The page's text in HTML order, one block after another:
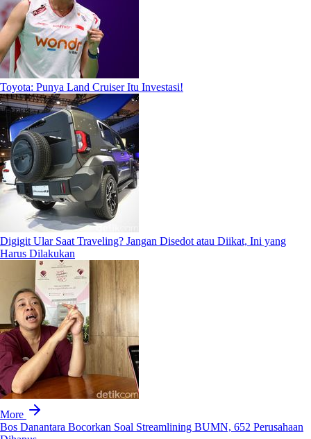
Toyota: Punya Land Cruiser Itu Investasi!
Digigit Ular Saat Traveling? Jangan Disedot atau Diikat, Ini yang
Harus Dilakukan
More
Bos Danantara Bocorkan Soal Streamlining BUMN, 652 Perusahaan